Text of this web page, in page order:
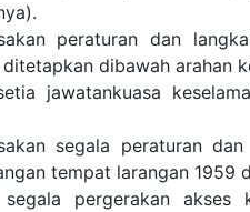
peraturan dan
dibawah arahan
jawatankuasa
segala peraturan
tempat larangan 1959
segala pergerakan